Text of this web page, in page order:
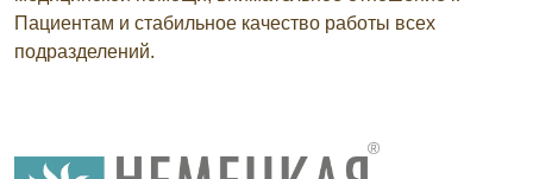
Пациентам и стабильное качество работы всех
подразделений.